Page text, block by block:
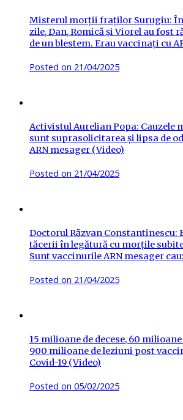
Misterul morții fraților Surugiu: În
zile, Dan, Romică și Viorel au fost
de un blestem. Erau vaccinați cu
Posted on 21/04/2025
Activistul Aurelian Popa: Cauzele
sunt suprasolicitarea și lipsa de
ARN mesager (Video)
Posted on 21/04/2025
Doctorul Răzvan Constantinescu:
tăcerii în legătură cu morțile
Sunt vaccinurile ARN mesager
Posted on 21/04/2025
15 milioane de decese, 60
900 milioane de leziuni post
Covid-19 (Video)
Posted on 05/02/2025